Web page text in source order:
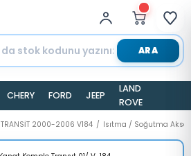
ARA
CHERY FORD JEEP
LAND
ROVER
TRANSİT 2000-2006 V184 Isıtma / Soğutma